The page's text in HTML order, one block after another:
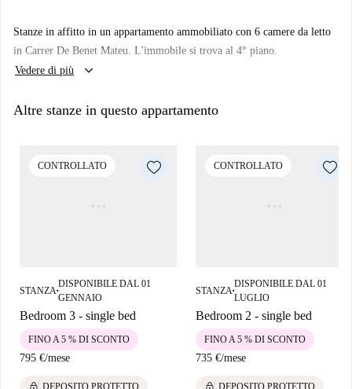
Stanze in affitto in un appartamento ammobiliato con 6 camere da letto
in Carrer De Benet Mateu. L'immobile si trova al 4° piano.
Vedere di più
keyboard_arrow_down
Altre stanze in questo appartamento
CONTROLLATO
STANZA ■
DISPONIBILE DAL 01
GENNAIO
Bedroom 3 - single bed
795 €/mese
FINO A 5 % DI SCONTO
lock DEPOSITO PROTETTO
CONTROLLATO
STANZA ■
DISPONIBILE DAL 01
LUGLIO
Bedroom 2 - single bed
735 €/mese
FINO A 5 % DI SCONTO
lock DEPOSITO PROTETTO